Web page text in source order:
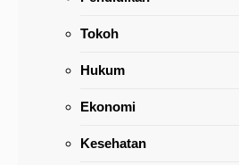
Tokoh
Hukum
Ekonomi
Kesehatan